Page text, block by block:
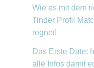
Wie es mit dem
Tinder Profil
regnet!
Das Erste Date:
alle Infos damit